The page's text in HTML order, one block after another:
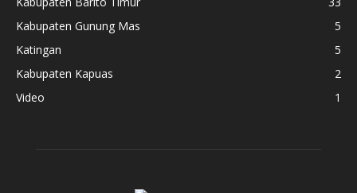
Kabupaten Gunung Mas
5
Katingan
5
Kabupaten Kapuas
2
Video
1